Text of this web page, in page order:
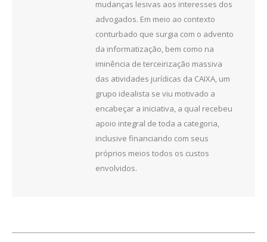
mudanças lesivas aos interesses dos
advogados. Em meio ao contexto
conturbado que surgia com o advento
da informatização, bem como na
iminência de terceirização massiva
das atividades jurídicas da CAIXA, um
grupo idealista se viu motivado a
encabeçar a iniciativa, a qual recebeu
apoio integral de toda a categoria,
inclusive financiando com seus
próprios meios todos os custos
envolvidos.